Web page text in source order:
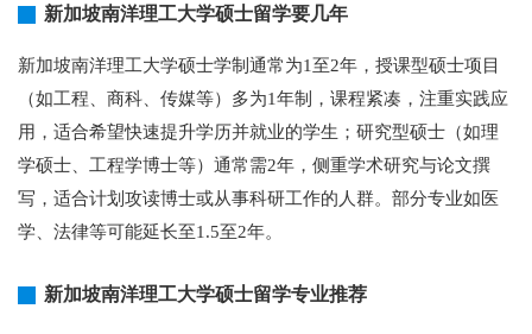
新加坡南洋理工大学硕士留学要几年
新加坡南洋理工大学硕士学制通常为1至2年，授课型硕士项目
（如工程、商科、传媒等）多为1年制，课程紧凑，注重实践应
用，适合希望快速提升学历并就业的学生；研究型硕士（如理
学硕士、工程学博士等）通常需2年，侧重学术研究与论文撰
写，适合计划攻读博士或从事科研工作的人群。部分专业如医
学、法律等可能延长至1.5至2年。
新加坡南洋理工大学硕士留学专业推荐